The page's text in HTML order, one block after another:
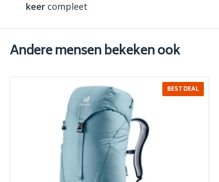
keer compleet
Andere mensen bekeken ook
SALE
BEST DEAL